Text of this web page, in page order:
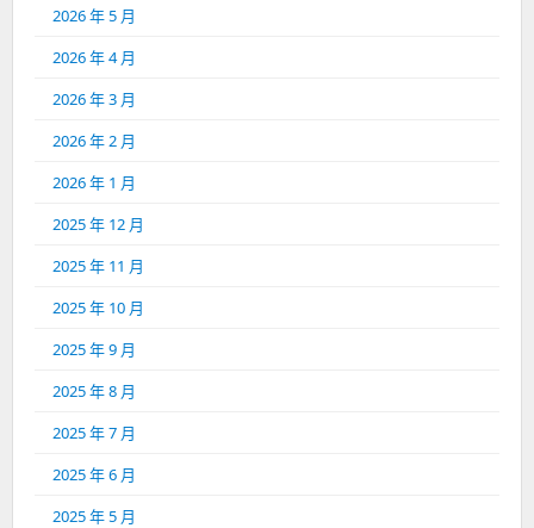
2026 年 5 月
2026 年 4 月
2026 年 3 月
2026 年 2 月
2026 年 1 月
2025 年 12 月
2025 年 11 月
2025 年 10 月
2025 年 9 月
2025 年 8 月
2025 年 7 月
2025 年 6 月
2025 年 5 月